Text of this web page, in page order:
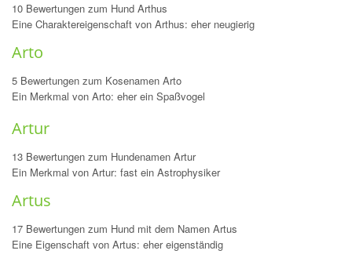
10 Bewertungen zum Hund Arthus
Eine Charaktereigenschaft von Arthus: eher neugierig
Arto
5 Bewertungen zum Kosenamen Arto
Ein Merkmal von Arto: eher ein Spaßvogel
Artur
13 Bewertungen zum Hundenamen Artur
Ein Merkmal von Artur: fast ein Astrophysiker
Artus
17 Bewertungen zum Hund mit dem Namen Artus
Eine Eigenschaft von Artus: eher eigenständig